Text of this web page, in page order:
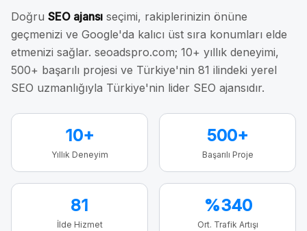
Doğru SEO ajansı seçimi, rakiplerinizin önüne
geçmenizi ve Google'da kalıcı üst sıra konumları elde
etmenizi sağlar. seoadspro.com; 10+ yıllık deneyimi,
500+ başarılı projesi ve Türkiye'nin 81 ilindeki yerel
SEO uzmanlığıyla Türkiye'nin lider SEO ajansıdır.
10+
Yıllık Deneyim
500+
Başarılı Proje
81
İlde Hizmet
%340
Ort. Trafik Artışı